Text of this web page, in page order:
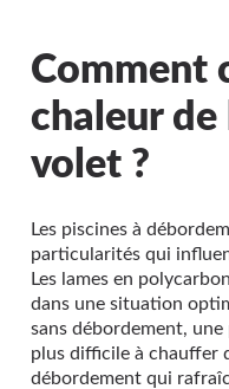
Comment
chaleur de
volet ?
Les piscines à
particularités qui
Les lames en
dans une situation
sans débordement,
plus difficile à chauffer
débordement qui